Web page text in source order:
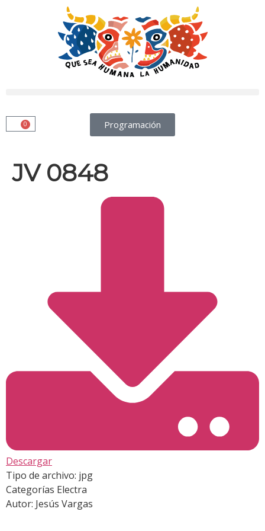
Programación
0
JV 0848
Descargar
Tipo de archivo: jpg
Categorías Electra
Autor: Jesús Vargas